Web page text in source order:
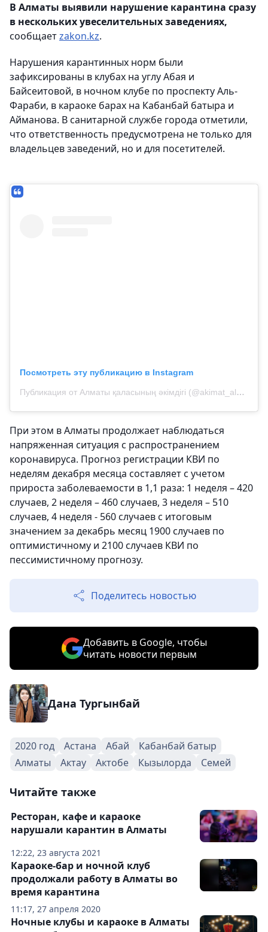
В Алматы выявили нарушение карантина сразу
в нескольких увеселительных заведениях,
сообщаетzakon.kz.
Нарушения карантинных норм были
зафиксированы в клубах на углу Абая и
Байсеитовой, в ночном клубе по проспекту Аль-
Фараби, в караоке барах на Кабанбай батыра и
Айманова. В санитарной службе города отметили,
что ответственность предусмотрена не только для
владельцев заведений, но и для посетителей.
Посмотреть эту публикацию в Instagram
Публикация от Алматы қаласының әкімдігі (@akimat_almaty)
При этом в Алматы продолжает наблюдаться
напряженная ситуация с распространением
коронавируса. Прогноз регистрации КВИ по
неделям декабря месяца составляет с учетом
прироста заболеваемости в 1,1 раза: 1 неделя – 420
случаев, 2 неделя – 460 случаев, 3 неделя – 510
случаев, 4 неделя - 560 случаев с итоговым
значением за декабрь месяц 1900 случаев по
оптимистичному и 2100 случаев КВИ по
пессимистичному прогнозу.
Поделитесь новостью
Добавить в Google, чтобы
читать новости первым
Дана Тургынбай
2020 год Астана Абай
Кабанбай батыр
Алматы
Актау Актобе Кызылорда Семей
Читайте также
12:22, 23 августа 2021
Ресторан, кафе и караоке
нарушали карантин в Алматы
11:17, 27 апреля 2020
Караоке-бар и ночной клуб
продолжали работу в Алматы во
время карантина
Ночные клубы и караоке в Алматы